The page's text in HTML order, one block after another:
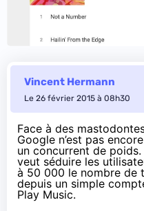
Vincent Hermann
Le 26 février 2015 à 08h30
Face à des
Google n’est pas
un concurrent de
veut séduire les
à 50 000 le nombre de
depuis un simple
Play Music.